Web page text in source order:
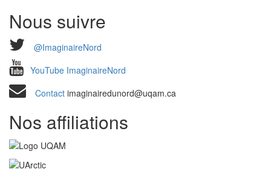
Nous suivre
@ImaginaireNord
YouTube ImaginaireNord
Contact imaginairedunord@uqam.ca
Nos affiliations